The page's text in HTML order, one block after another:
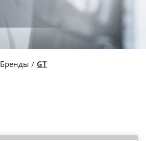
Бренды GT